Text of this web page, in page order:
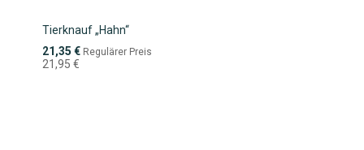
Tierknauf „Hahn“
Sonderpreis
21,35 € Regulärer Preis
21,95 €